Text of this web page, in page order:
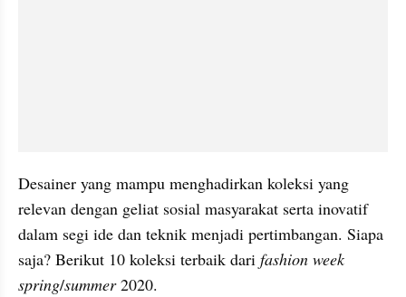
Desainer yang mampu menghadirkan koleksi yang
relevan dengan geliat sosial masyarakat serta inovatif
dalam segi ide dan teknik menjadi pertimbangan. Siapa
saja? Berikut 10 koleksi terbaik dari fashion week
spring/summer 2020.